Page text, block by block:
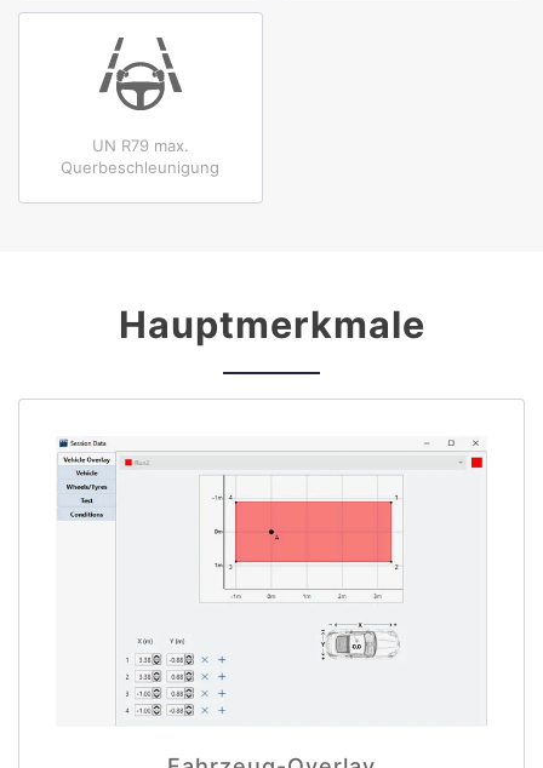
UN R79 max.
Querbeschleunigung
Hauptmerkmale